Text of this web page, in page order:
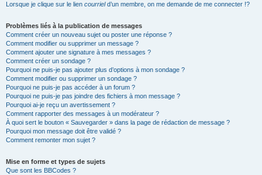
Lorsque je clique sur le lien courrield’un membre, on me demande de me connecter !?
Problèmes liés à la publication de messages
Comment créer un nouveau sujet ou poster une réponse ?
Comment modifier ou supprimer un message ?
Comment ajouter une signature à mes messages ?
Comment créer un sondage ?
Pourquoi ne puis-je pas ajouter plus d’options à mon sondage ?
Comment modifier ou supprimer un sondage ?
Pourquoi ne puis-je pas accéder à un forum ?
Pourquoi ne puis-je pas joindre des fichiers à mon message ?
Pourquoi ai-je reçu un avertissement ?
Comment rapporter des messages à un modérateur ?
À quoi sert le bouton « Sauvegarder » dans la page de rédaction de message ?
Pourquoi mon message doit être validé ?
Comment remonter mon sujet ?
Mise en forme et types de sujets
Que sont les BBCodes ?